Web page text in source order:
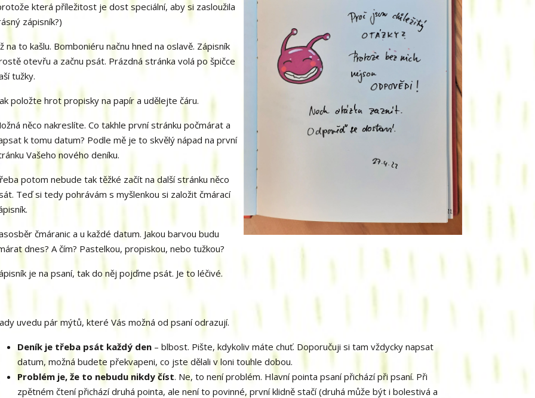
která příležitost je dost speciální, aby si zasloužila
zápisník?)
na to kašlu. Bomboniéru načnu hned na oslavě. Zápisník
otevřu a začnu psát. Prázdná stránka volá po špičce
tužky.
položte hrot propisky na papír a udělejte čáru.
něco nakreslíte. Co takhle první stránku počmárat a
k tomu datum? Podle mě je to skvělý nápad na první
Vašeho nového deníku.
potom nebude tak těžké začít na další stránku něco
Teď si tedy pohrávám s myšlenkou si založit čmárací
čmáranic a u každé datum. Jakou barvou budu
dnes? A čím? Pastelkou, propiskou, nebo tužkou?
je na psaní, tak do něj pojďme psát. Je to léčivé.
uvedu pár mýtů, které Vás možná od psaní odrazují.
Deník je třeba psát každý den– blbost. Pište, kdykoliv máte chuť. Doporučuji si tam vždycky napsat
datum, možná budete překvapeni, co jste dělali v loni touhle dobou.
Problém je, že to nebudu nikdy číst. Ne, to není problém. Hlavní pointa psaní přichází při psaní. Při
zpětném čtení přichází druhá pointa, ale není to povinné, první klidně stačí (druhá může být i bolestivá a